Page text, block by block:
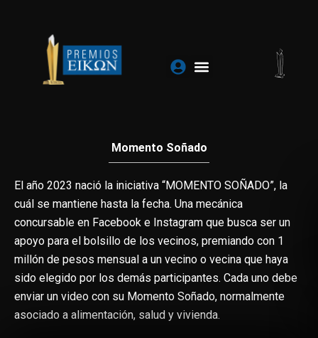
contenido
Momento Soñado
El año 2023 nació la iniciativa “MOMENTO SOÑADO”, la
cuál se mantiene hasta la fecha. Una mecánica
concursable en Facebook e Instagram que busca ser un
apoyo para el bolsillo de los vecinos, premiando con 1
millón de pesos mensual a un vecino o vecina que haya
sido elegido por los demás participantes. Cada uno debe
enviar un video con su Momento Soñado, normalmente
asociado a alimentación, salud y vivienda.